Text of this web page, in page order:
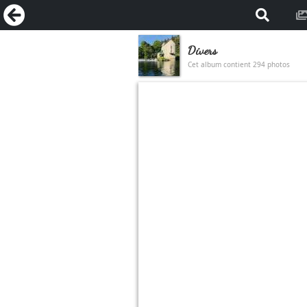
Divers
Cet album contient 294 photos